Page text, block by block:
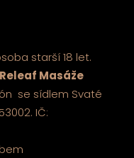
starší 18 let.
Masáže
se sídlem Svaté
IČ: